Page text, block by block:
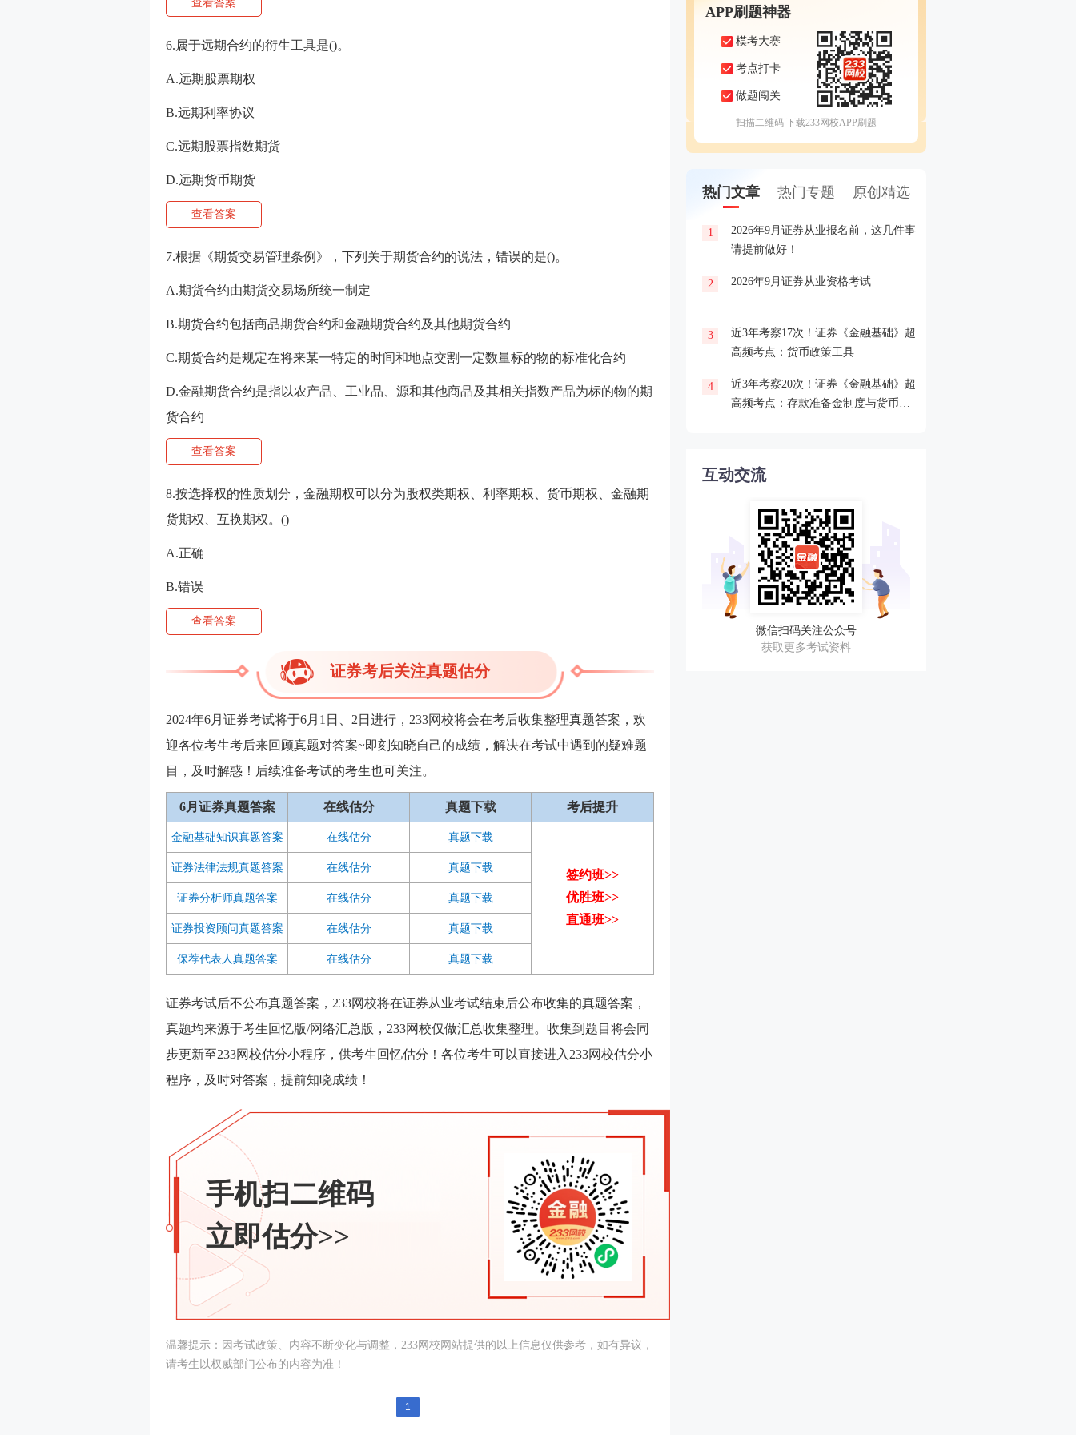
查看答案
6.属于远期合约的衍生工具是()。
A.远期股票期权
B.远期利率协议
C.远期股票指数期货
D.远期货币期货
查看答案
7.根据《期货交易管理条例》，下列关于期货合约的说法，错误的是()。
A.期货合约由期货交易场所统一制定
B.期货合约包括商品期货合约和金融期货合约及其他期货合约
C.期货合约是规定在将来某一特定的时间和地点交割一定数量标的物的标准化合约
D.金融期货合约是指以农产品、工业品、源和其他商品及其相关指数产品为标的物的期
货合约
查看答案
8.按选择权的性质划分，金融期权可以分为股权类期权、利率期权、货币期权、金融期
货期权、互换期权。()
A.正确
B.错误
查看答案
证券考后关注真题估分
2024年6月证券考试将于6月1日、2日进行，233网校将会在考后收集整理真题答案，欢
迎各位考生考后来回顾真题对答案~即刻知晓自己的成绩，解决在考试中遇到的疑难题
目，及时解惑！后续准备考试的考生也可关注。
6月证券真题答案 在线估分 真题下载 考后提升
金融基础知识真题答案 在线估分 真题下载
签约班>>
优胜班>>
直通班>>
证券法律法规真题答案 在线估分 真题下载
证券分析师真题答案 在线估分 真题下载
证券投资顾问真题答案 在线估分 真题下载
保荐代表人真题答案 在线估分 真题下载
证券考试后不公布真题答案，233网校将在证券从业考试结束后公布收集的真题答案，
真题均来源于考生回忆版/网络汇总版，233网校仅做汇总收集整理。收集到题目将会同
步更新至233网校估分小程序，供考生回忆估分！各位考生可以直接进入233网校估分小
程序，及时对答案，提前知晓成绩！
手机扫二维码
立即估分>>
温馨提示：因考试政策、内容不断变化与调整，233网校网站提供的以上信息仅供参考，如有异议，
请考生以权威部门公布的内容为准！
1
APP刷题神器
模考大赛
考点打卡
做题闯关
扫描二维码 下载233网校APP刷题
热门文章 热门专题 原创精选
1
2026年9月证券从业报名前，这几件事
请提前做好！
2 2026年9月证券从业资格考试
3
近3年考察17次！证券《金融基础》超
高频考点：货币政策工具
4
近3年考察20次！证券《金融基础》超
高频考点：存款准备金制度与货币乘
互动交流
微信扫码关注公众号
获取更多考试资料